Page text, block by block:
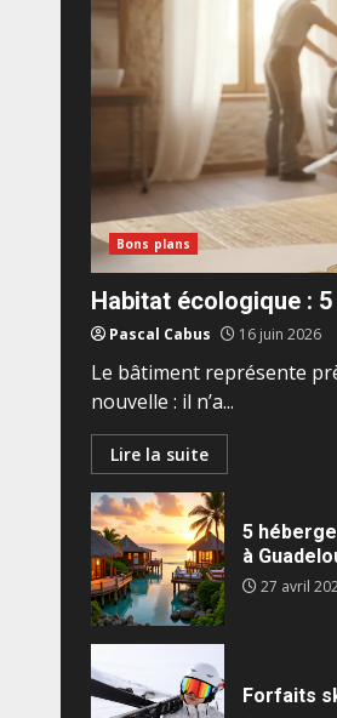
Bons plans
Habitat écologique :
Pascal Cabus 16 juin 2026
Le bâtiment représente
nouvelle : il n’a...
Lire la suite
5
à
27 avril
Forfaits